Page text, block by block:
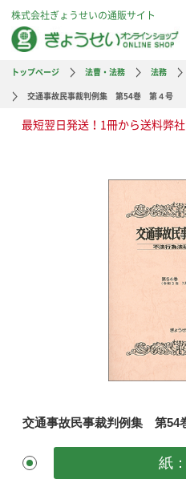
株式会社ぎょうせいの通販サイト
トップページ 法曹・法務 法務
交通事故民事裁判例集 第54巻 第４号
最短翌日発送！1冊から送料弊
交通事故民事裁判例集 第
紙